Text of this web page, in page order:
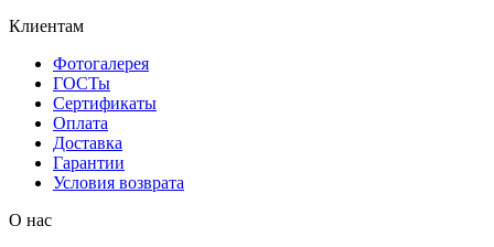
Клиентам
Фотогалерея
ГОСТы
Сертификаты
Оплата
Доставка
Гарантии
Условия возврата
О нас